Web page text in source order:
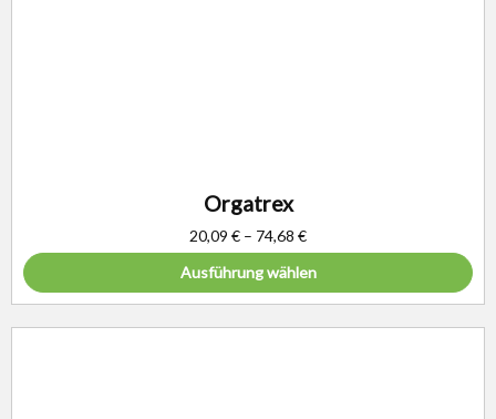
Orgatrex
20,09 € – 74,68 €
Ausführung wählen